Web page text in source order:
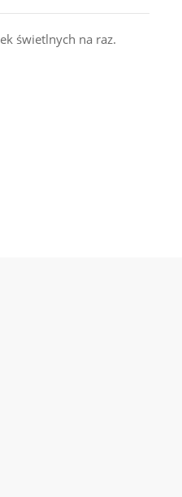
świetlnych na raz.